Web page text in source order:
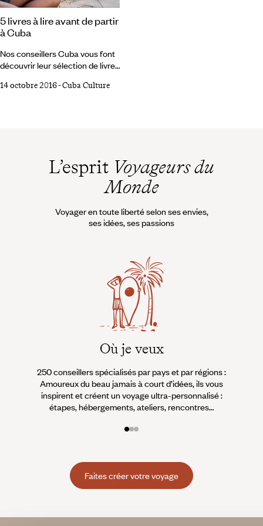
5 livres à lire avant de partir
à Cuba
Nos conseillers Cuba vous font
découvrir leur sélection de livres
vieil homme et la mer, d'Ernest
seul au monde dans le turquoise
des Caraïbes. Et, si le cœur
vous en dit, faire une session de
pêche au gros pour tenter de
14 octobre 2016-Cuba Culture
L’esprit Voyageurs du
Monde
Voyager en toute liberté selon ses envies,
ses idées, ses passions
Où je veux
250 conseillers spécialisés par pays et par régions :
Amoureux du beau jamais à court d’idées, ils vous
inspirent et créent un voyage ultra-personnalisé :
étapes, hébergements, ateliers, rencontres…
Faites créer votre voyage